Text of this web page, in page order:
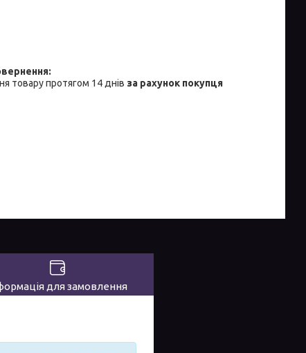
товару протягом 14 днів за рахунок покупця
для замовлення